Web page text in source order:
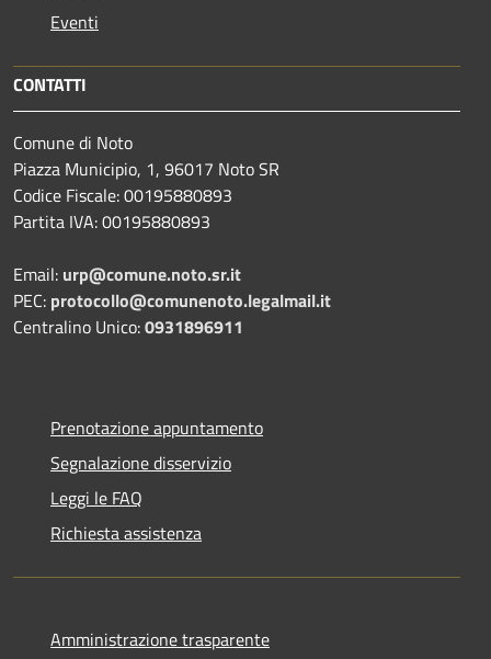
Eventi
CONTATTI
Comune di Noto
Piazza Municipio, 1, 96017 Noto SR
Codice Fiscale: 00195880893
Partita IVA: 00195880893
Email: urp@comune.noto.sr.it
PEC: protocollo@comunenoto.legalmail.it
Centralino Unico:0931896911
Prenotazione appuntamento
Segnalazione disservizio
Leggi le FAQ
Richiesta assistenza
Amministrazione trasparente